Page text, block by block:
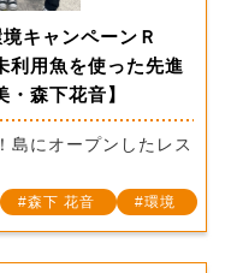
キャンペーンＲ
利用魚を使った先進
森下花音】
島にオープンしたレス
森下 花音 環境